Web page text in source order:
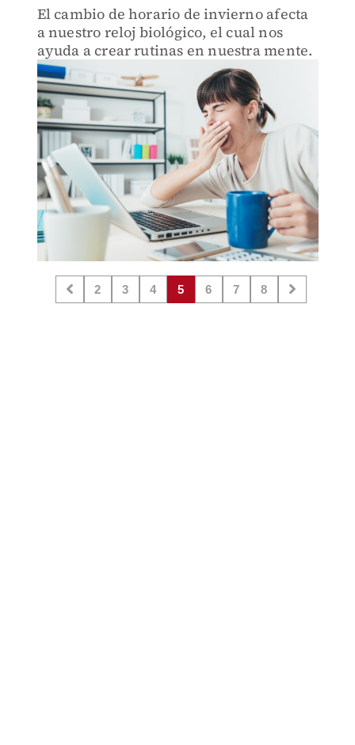
El cambio de horario de invierno afecta
a nuestro reloj biológico, el cual nos
ayuda a crear rutinas en nuestra mente.
2 3 4 5 6 7 8